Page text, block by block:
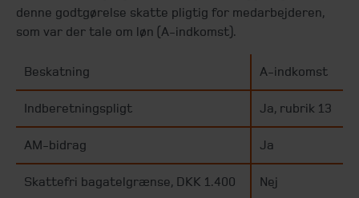
denne godtgørelse skatte pligtig for medarbejderen,
som var der tale om løn (A-indkomst).
Beskatning A-indkomst
Indberetningspligt Ja, rubrik 13
AM-bidrag Ja
Skattefri bagatelgrænse, DKK 1.400 Nej